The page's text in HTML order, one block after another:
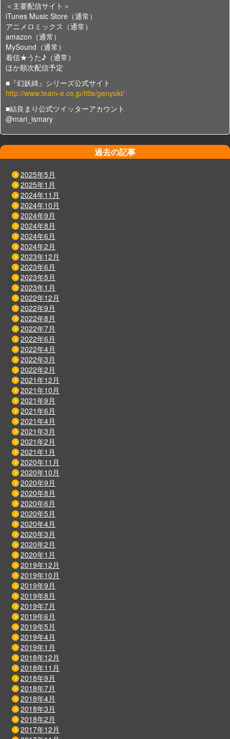
＜主要配信サイト＞
iTunes Music Store（通常）
アニメロミックス（通常）
amazon（通常）
MySound（通常）
着信★うた♪（通常）
ほか順次配信予定
■『幻妖綺』シリーズ公式サイト
http://www.team-e.co.jp/title/genyoki/
■結良まり公式ツイッターアカウント
@mari_ismary
過去の記事
2025年5月
2025年1月
2024年11月
2024年10月
2024年9月
2024年8月
2024年6月
2024年2月
2023年12月
2023年6月
2023年5月
2023年1月
2022年12月
2022年9月
2022年8月
2022年7月
2022年6月
2022年4月
2022年3月
2022年2月
2021年12月
2021年10月
2021年9月
2021年6月
2021年4月
2021年3月
2021年2月
2021年1月
2020年11月
2020年10月
2020年9月
2020年8月
2020年6月
2020年5月
2020年4月
2020年3月
2020年2月
2020年1月
2019年12月
2019年10月
2019年9月
2019年8月
2019年7月
2019年6月
2019年5月
2019年4月
2019年1月
2018年12月
2018年11月
2018年9月
2018年7月
2018年4月
2018年3月
2018年2月
2017年12月